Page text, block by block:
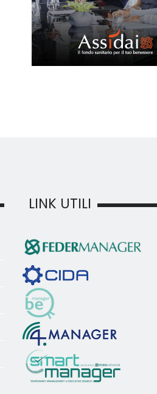
LINK UTILI